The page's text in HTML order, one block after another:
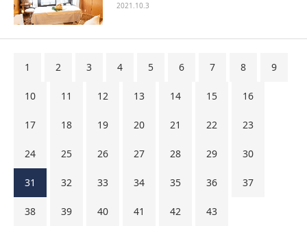
2021.10.3
1 2 3 4 5 6 7 8 9
10 11 12 13 14 15 16
17 18 19 20 21 22 23
24 25 26 27 28 29 30
31 32 33 34 35 36 37
38 39 40 41 42 43